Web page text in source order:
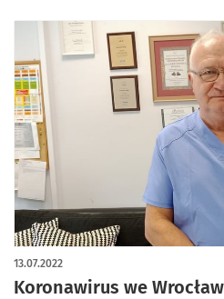
Koronawirus we
13.07.2022